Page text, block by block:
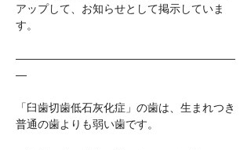
アップして、お知らせとして掲示していま
す。
――――――――――――――――――――
―
「臼歯切歯低石灰化症」の歯は、生まれつき
普通の歯よりも弱い歯です。